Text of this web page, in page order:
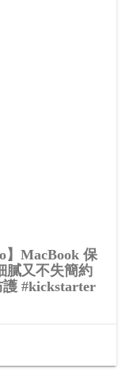
MacBook 保
膩又不失簡約
護 #kickstarter